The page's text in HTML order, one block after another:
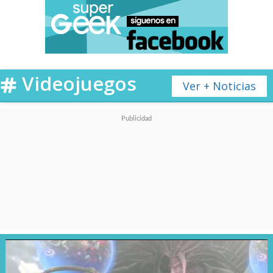
Lead Actress in a Limited
or Anthology Series or
Movie are:@MichaelaCoel
(#IMayDestroyYou)
Cynthia Erivo
@NatGeoGenius
Kate Winslet
(#MareofEasttown)
Ver + Noticias
Videojuegos